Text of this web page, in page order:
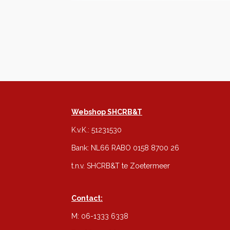
Webshop SHCRB&T
K.v.K.: 51231530
Bank: NL66 RABO 0158 8700 26
t.n.v. SHCRB&T te Zoetermeer
Contact:
M: 06-1333 6338